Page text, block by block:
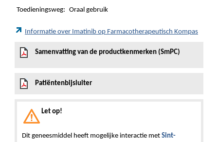
Toedieningsweg: Oraal gebruik
Informatie over Imatinib op Farmacotherapeutisch Kompas
Samenvatting van de productkenmerken (SmPC)
Patiëntenbijsluiter
Let op!
Dit geneesmiddel heeft mogelijke interactie met Sint-